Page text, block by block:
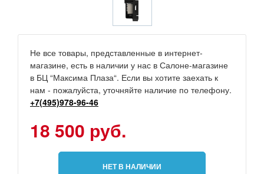
Не все товары, представленные в интернет-
магазине, есть в наличии у нас в Салоне-магазине
в БЦ “Максима Плаза“. Если вы хотите заехать к
нам - пожалуйста, уточняйте наличие по телефону.
+7(495)978-96-46
18 500 руб.
НЕТ В НАЛИЧИИ